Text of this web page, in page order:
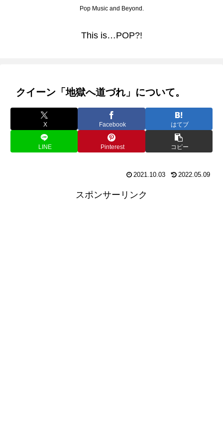
Pop Music and Beyond.
This is…POP?!
クイーン「地獄へ道づれ」について。
X Facebook はてブ
LINE Pinterest コピー
2021.10.03 2022.05.09
スポンサーリンク